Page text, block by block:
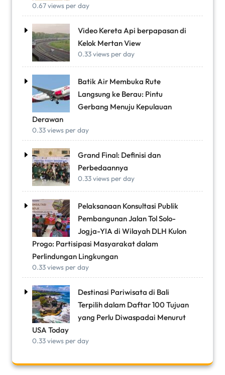
0.67 views per day
Video Kereta Api berpapasan di
Kelok Mertan View
0.33 views per day
Batik Air Membuka Rute
Langsung ke Berau: Pintu
Gerbang Menuju Kepulauan
Derawan
0.33 views per day
Grand Final: Definisi dan
Perbedaannya
0.33 views per day
Pelaksanaan Konsultasi Publik
Pembangunan Jalan Tol Solo-
Jogja-YIA di Wilayah DLH Kulon
Progo: Partisipasi Masyarakat dalam
Perlindungan Lingkungan
0.33 views per day
Destinasi Pariwisata di Bali
Terpilih dalam Daftar 100 Tujuan
yang Perlu Diwaspadai Menurut
USA Today
0.33 views per day